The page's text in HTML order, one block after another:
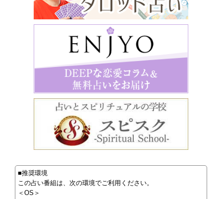
■推奨環境
この占い番組は、次の環境でご利用ください。
＜OS＞